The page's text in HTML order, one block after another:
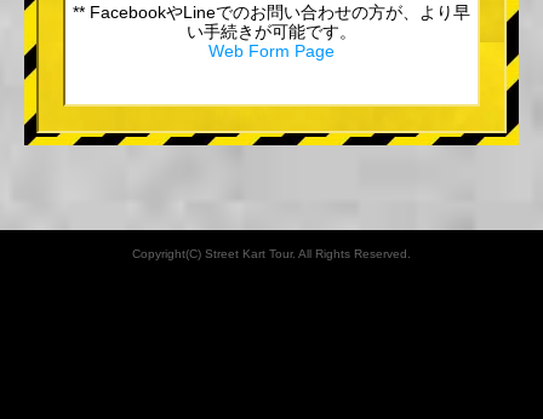
** FacebookやLineでのお問い合わせの方が、より早
い手続きが可能です。
Web Form Page
Copyright(C) Street Kart Tour. All Rights Reserved.